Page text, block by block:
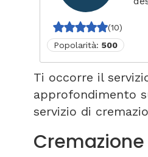
(10)
Popolarità: 500
Ti occorre il
approfondimento
servizio di